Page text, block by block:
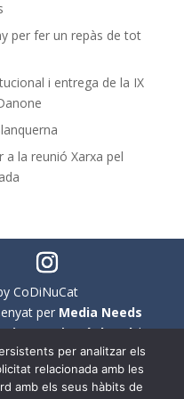
per fer un repàs de tot
i entrega de la IX
a la reunió Xarxa pel
CoDiNuCat
per Media Needs
|Avís legal|
l'ús no sexista del
per analitzar els
relacionada amb les
amb els seus hàbits de